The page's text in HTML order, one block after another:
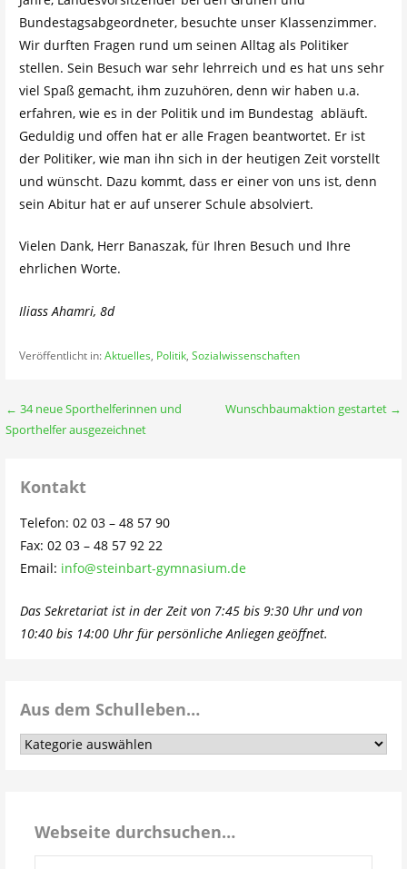
Bundestagsabgeordneter, besuchte unser Klassenzimmer.
Wir durften Fragen rund um seinen Alltag als Politiker
stellen. Sein Besuch war sehr lehrreich und es hat uns sehr
viel Spaß gemacht, ihm zuzuhören, denn wir haben u.a.
erfahren, wie es in der Politik und im Bundestag abläuft.
Geduldig und offen hat er alle Fragen beantwortet. Er ist
der Politiker, wie man ihn sich in der heutigen Zeit vorstellt
und wünscht. Dazu kommt, dass er einer von uns ist, denn
sein Abitur hat er auf unserer Schule absolviert.
Vielen Dank, Herr Banaszak, für Ihren Besuch und Ihre
ehrlichen Worte.
Iliass Ahamri, 8d
Veröffentlicht in:Aktuelles, Politik, Sozialwissenschaften
Beitragsnavigation
← 34 neue Sporthelferinnen und
Sporthelfer ausgezeichnet
Wunschbaumaktion gestartet →
Kontakt
Telefon: 02 03 – 48 57 90
Fax: 02 03 – 48 57 92 22
Email: info@steinbart-gymnasium.de
Das Sekretariat ist in der Zeit von 7:45 bis 9:30 Uhr und von
10:40 bis 14:00 Uhr für persönliche Anliegen geöffnet.
Aus dem Schulleben…
Aus
Webseite durchsuchen…